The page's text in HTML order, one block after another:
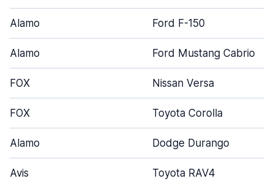
Alamo Ford F-150
Alamo Ford Mustang Cabrio
FOX Nissan Versa
FOX Toyota Corolla
Alamo Dodge Durango
Avis Toyota RAV4